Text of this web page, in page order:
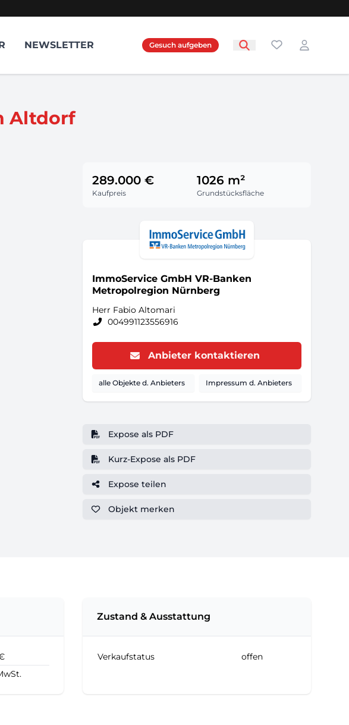
NEWSLETTER Gesuch aufgeben Favoriten
Login
Altdorf
Kaufpreis
289.000 €
Grundstücksfläche
1026 m²
ImmoService GmbH VR-Banken
Metropolregion Nürnberg
Herr Fabio Altomari
004991123556916
Anbieter kontaktieren
alle Objekte d. Anbieters Impressum d. Anbieters
Expose als PDF
Kurz-Expose als PDF
Expose teilen
Objekt merken
Zustand & Ausstattung
Verkaufstatus offen